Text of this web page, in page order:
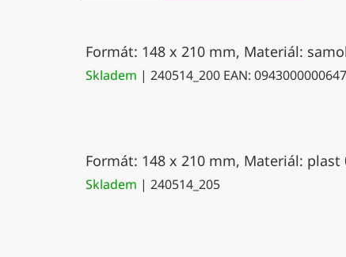
Formát: 148 x 210 mm, Materiál:
Skladem | 240514_200 EAN: 0943000000647
Formát: 148 x 210 mm, Materiál:
Skladem | 240514_205